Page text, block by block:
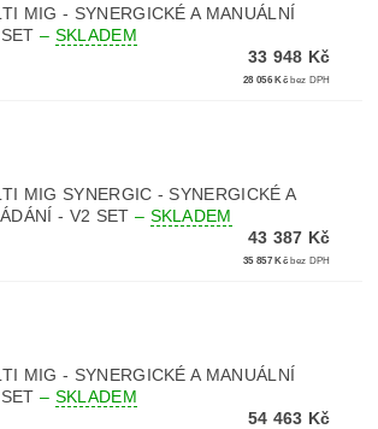
MIG - SYNERGICKÉ A MANUÁLNÍ
SET– SKLADEM
33 948 Kč
28 056 Kč bez DPH
MIG SYNERGIC - SYNERGICKÉ A
- V2 SET – SKLADEM
43 387 Kč
35 857 Kč bez DPH
MIG - SYNERGICKÉ A MANUÁLNÍ
SET– SKLADEM
54 463 Kč